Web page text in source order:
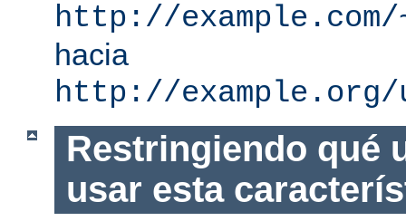
http://example.com/
hacia
http://example.org/
Restringiendo qué
usar esta